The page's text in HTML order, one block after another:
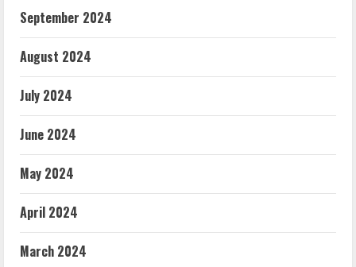
September 2024
August 2024
July 2024
June 2024
May 2024
April 2024
March 2024